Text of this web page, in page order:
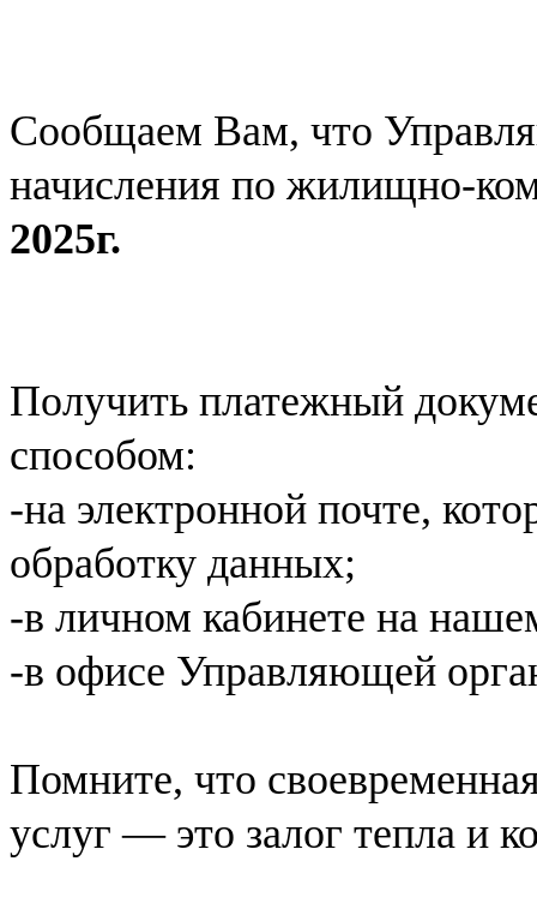
Сообщаем Вам, что
начисления по жилищно-
2025г.
Получить платежный
способом:
-на электронной почте,
обработку данных;
-в личном кабинете на
-в офисе Управляющей
Помните, что
услуг — это залог тепла и